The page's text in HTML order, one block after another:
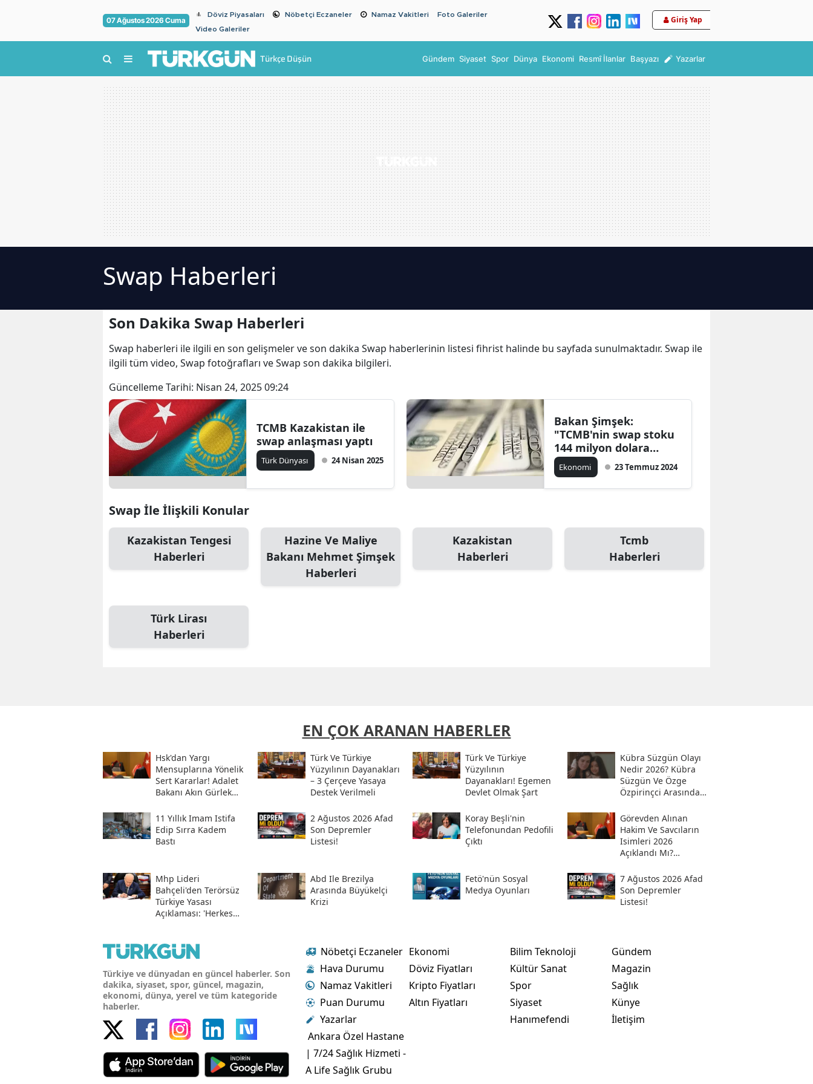
07 Ağustos 2026 Cuma
Döviz Piyasaları Nöbetçi Eczaneler Namaz Vakitleri
Foto Galeriler
Video Galeriler
Giriş Yap
Türkçe Düşün Gündem Siyaset Spor Dünya Ekonomi Resmî İlanlar Başyazı Yazarlar
Swap Haberleri
Son Dakika Swap Haberleri
Swap haberleri ile ilgili en son gelişmeler ve son dakika Swap haberlerinin listesi fihrist halinde bu sayfada sunulmaktadır. Swap ile
ilgili tüm video, Swap fotoğrafları ve Swap son dakika bilgileri.
Güncelleme Tarihi: Nisan 24, 2025 09:24
TCMB Kazakistan ile
swap anlaşması yaptı
Türk Dünyası 24 Nisan 2025
Bakan Şimşek:
"TCMB'nin swap stoku
144 milyon dolara
geriledi"
Ekonomi 23 Temmuz 2024
Swap İle İlişkili Konular
Kazakistan Tengesi
Haberleri
Hazine Ve Maliye
Bakanı Mehmet Şimşek
Haberleri
Kazakistan
Haberleri
Tcmb
Haberleri
Türk Lirası
Haberleri
EN ÇOK ARANAN HABERLER
Hsk'dan Yargı
Mensuplarına Yönelik
Sert Kararlar! Adalet
Bakanı Akın Gürlek
Hesabından Açıkladı
Türk Ve Türkiye
Yüzyılının Dayanakları
– 3 Çerçeve Yasaya
Destek Verilmeli
Türk Ve Türkiye
Yüzyılının
Dayanakları! Egemen
Devlet Olmak Şart
Kübra Süzgün Olayı
Nedir 2026? Kübra
Süzgün Ve Özge
Özpirinçci Arasında
11 Yıllık Imam Istifa
Edip Sırra Kadem
Bastı
2 Ağustos 2026 Afad
Son Depremler
Listesi!
Koray Beşli'nin
Telefonundan Pedofili
Çıktı
Görevden Alınan
Hakim Ve Savcıların
Isimleri 2026
Açıklandı Mı?
Edilen Hakim Ve
Savcılar Isim Listesi
Mhp Lideri
Bahçeli'den Terörsüz
Türkiye Yasası
Açıklaması: 'herkes
Abd Ile Brezilya
Arasında Büyükelçi
Krizi
Fetö'nün Sosyal
Medya Oyunları
7 Ağustos 2026 Afad
Son Depremler
Listesi!
Türkiye ve dünyadan en güncel haberler. Son
dakika, siyaset, spor, güncel, magazin,
ekonomi, dünya, yerel ve tüm kategoride
haberler.
Nöbetçi Eczaneler
Hava Durumu
Namaz Vakitleri
Puan Durumu
Yazarlar
Ankara Özel Hastane
| 7/24 Sağlık Hizmeti -
A Life Sağlık Grubu
Ekonomi
Döviz Fiyatları
Kripto Fiyatları
Altın Fiyatları
Bilim Teknoloji
Kültür Sanat
Spor
Siyaset
Hanımefendi
Gündem
Magazin
Sağlık
Künye
İletişim